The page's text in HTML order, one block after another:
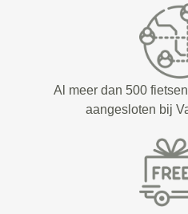
Al meer dan 500
aangesloten bij